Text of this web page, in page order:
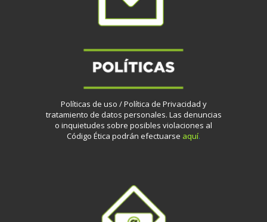
Políticas de uso / Política de Privacidad y
tratamiento de datos personales. Las denuncias
o inquietudes sobre posibles violaciones al
Código Ética podrán efectuarse aquí.